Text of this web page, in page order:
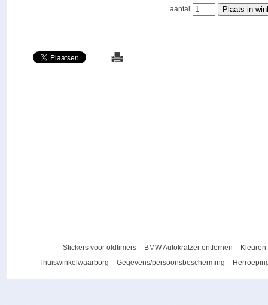
aantal
Stickers voor oldtimers BMW Autokratzer entfernen
Kleuren
Thuiswinkelwaarborg
Gegevens/persoonsbescherming